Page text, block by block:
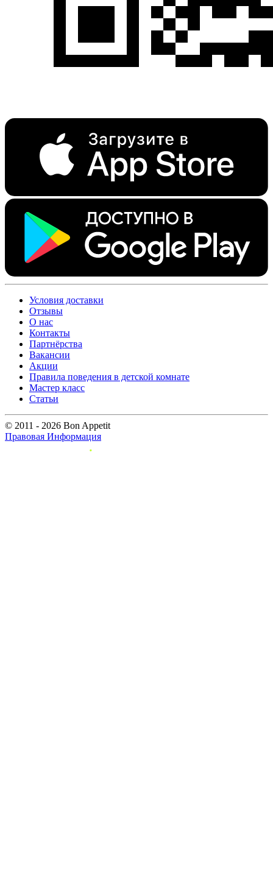
Условия доставки
Отзывы
О нас
Контакты
Партнёрства
Вакансии
Акции
Правила поведения в детской комнате
Мастер класс
Статьи
© 2011 - 2026 Bon Appetit
Правовая Информация